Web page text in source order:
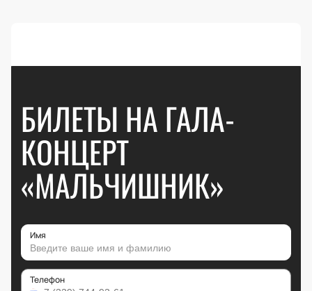
БИЛЕТЫ НА ГАЛА-
КОНЦЕРТ
«МАЛЬЧИШНИК»
Имя
Телефон